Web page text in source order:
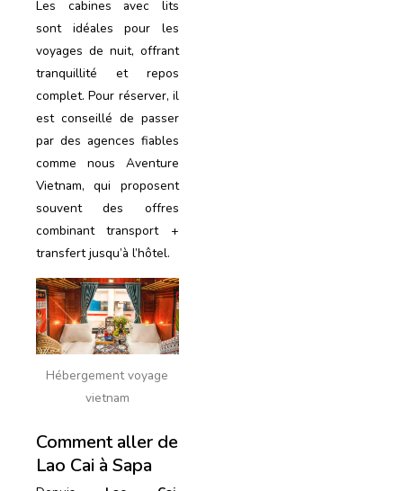
Les cabines avec lits
sont idéales pour les
voyages de nuit, offrant
tranquillité et repos
complet. Pour réserver, il
est conseillé de passer
par des agences fiables
comme nous Aventure
Vietnam, qui proposent
souvent des offres
combinant transport +
transfert jusqu’à l’hôtel.
Hébergement voyage
vietnam
Comment aller de
Lao Cai à Sapa